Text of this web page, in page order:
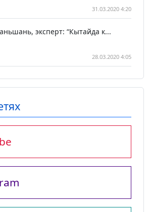
31.03.2020 4:20
эксперт: “Кытайда к...
28.03.2020 4:05